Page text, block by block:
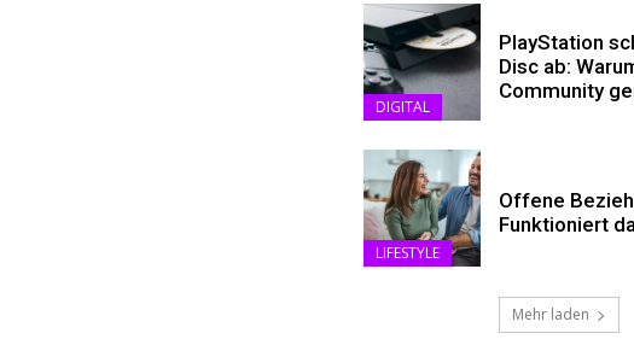
DIGITAL
PlayStation
Disc ab:
Community
LIFESTYLE
Offene
Funktioniert
Mehr laden